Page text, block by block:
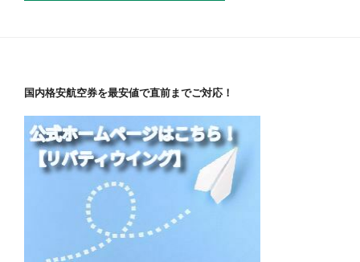
国内格安航空券を最安値で直前までご対応！